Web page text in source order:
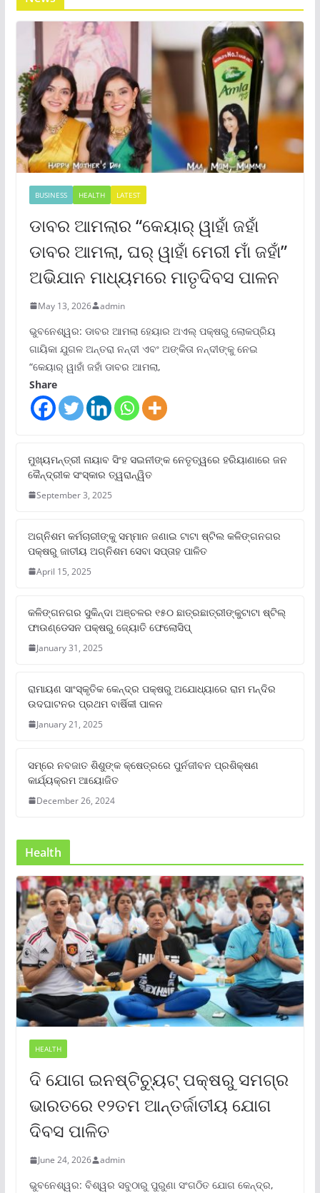
BUSINESS HEALTH LATEST
ଡାବର ଆମଲାର “କେୟାର୍ ୱାହାଁ ଜହାଁ
ଡାବର ଆମଲା, ଘର୍ ୱାହାଁ ମେରୀ ମାଁ ଜହାଁ”
ଅଭିଯାନ ମାଧ୍ୟମରେ ମାତୃଦିବସ ପାଳନ
May 13, 2026 admin
ଭୁବନେଶ୍ୱର: ଡାବର ଆମଲା ହେୟାର ଅଏଲ୍ ପକ୍ଷରୁ ଲୋକପ୍ରିୟ
ଗାୟିକା ଯୁଗଳ ଅନ୍ତରା ନନ୍ଦୀ ଏବଂ ଅଙ୍କିତା ନନ୍ଦୀଙ୍କୁ ନେଇ
“କେୟାର୍ ୱାହାଁ ଜହାଁ ଡାବର ଆମଲା,
Share
ମୁଖ୍ୟମନ୍ତ୍ରୀ ନାୟାବ ସିଂହ ସଇନୀଙ୍କ ନେତୃତ୍ୱରେ ହରିୟାଣାରେ ଜନ
କୈନ୍ଦ୍ରୀକ ସଂସ୍କାର ତ୍ୱରାନ୍ୱିତ
September 3, 2025
ଅଗ୍ନିଶମ କର୍ମଚାରୀଙ୍କୁ ସମ୍ମାନ ଜଣାଇ ଟାଟା ଷ୍ଟିଲ କଳିଙ୍ଗନଗର
ପକ୍ଷରୁ ଜାତୀୟ ଅଗ୍ନିଶମ ସେବା ସପ୍ତାହ ପାଳିତ
April 15, 2025
କଳିଙ୍ଗନଗର ସୁକିନ୍ଦା ଅଞ୍ଚଳର ୧୫୦ ଛାତ୍ରଛାତ୍ରୀଙ୍କୁଟାଟା ଷ୍ଟିଲ୍
ଫାଉଣ୍ଡେସନ ପକ୍ଷରୁ ଜ୍ୟୋତି ଫେଲୋସିପ୍‌
January 31, 2025
ରାମାୟଣ ସାଂସ୍କୃତିକ କେନ୍ଦ୍ର ପକ୍ଷରୁ ଅଯୋଧ୍ୟାରେ ରାମ ମନ୍ଦିର
ଉଦଘାଟନର ପ୍ରଥମ ବାର୍ଷିକୀ ପାଳନ
January 21, 2025
ସମ୍‌ରେ ନବଜାତ ଶିଶୁଙ୍କ କ୍ଷେତ୍ରରେ ପୁର୍ନଜୀବନ ପ୍ରଶିକ୍ଷଣ
କାର୍ଯ୍ୟକ୍ରମ ଆୟୋଜିତ
December 26, 2024
Health
HEALTH
ଦି ଯୋଗ ଇନଷ୍ଟିଚ୍ୟୁଟ୍ ପକ୍ଷରୁ ସମଗ୍ର
ଭାରତରେ ୧୨ତମ ଆନ୍ତର୍ଜାତୀୟ ଯୋଗ
ଦିବସ ପାଳିତ
June 24, 2026 admin
ଭୁବନେଶ୍ୱର: ବିଶ୍ୱର ସବୁଠାରୁ ପୁରୁଣା ସଂଗଠିତ ଯୋଗ କେନ୍ଦ୍ର,